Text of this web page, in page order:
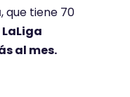
, que tiene 70
LaLiga
al mes.